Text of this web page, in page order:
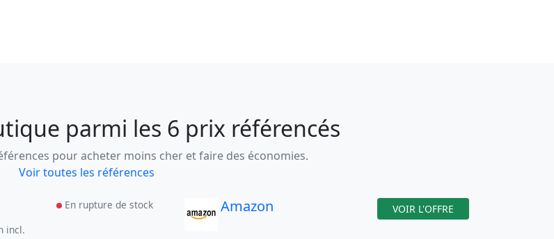
parmi les 6 prix référencés
pour acheter moins cher et faire des économies.
Voir toutes les références
incl.
En rupture de stock Amazon VOIR L'OFFRE